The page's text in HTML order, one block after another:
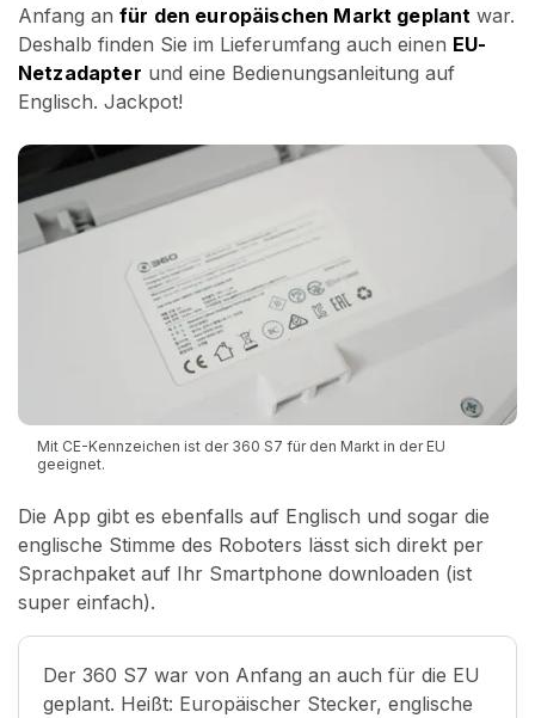
Anfang an für den europäischen Markt geplant war.
Deshalb finden Sie im Lieferumfang auch einen EU-
Netzadapter und eine Bedienungsanleitung auf
Englisch. Jackpot!
Mit CE-Kennzeichen ist der 360 S7 für den Markt in der EU
geeignet.
Die App gibt es ebenfalls auf Englisch und sogar die
englische Stimme des Roboters lässt sich direkt per
Sprachpaket auf Ihr Smartphone downloaden (ist
super einfach).
Der 360 S7 war von Anfang an auch für die EU
geplant. Heißt: Europäischer Stecker, englische